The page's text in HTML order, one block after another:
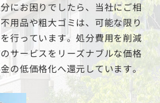
にお困りでしたら、当社にご相
用品や粗大ゴミは、可能な限り
行っています。処分費用を削減
サービスをリーズナブルな価格
の低価格化へ還元しています。